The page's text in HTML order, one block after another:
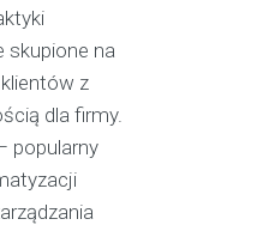
skupione na
z
dla firmy.
popularny